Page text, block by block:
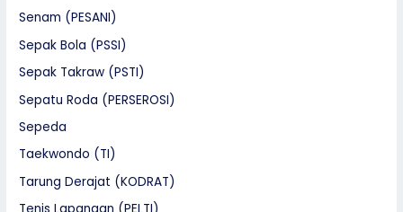
Senam (PESANI)
Sepak Bola (PSSI)
Sepak Takraw (PSTI)
Sepatu Roda (PERSEROSI)
Sepeda
Taekwondo (TI)
Tarung Derajat (KODRAT)